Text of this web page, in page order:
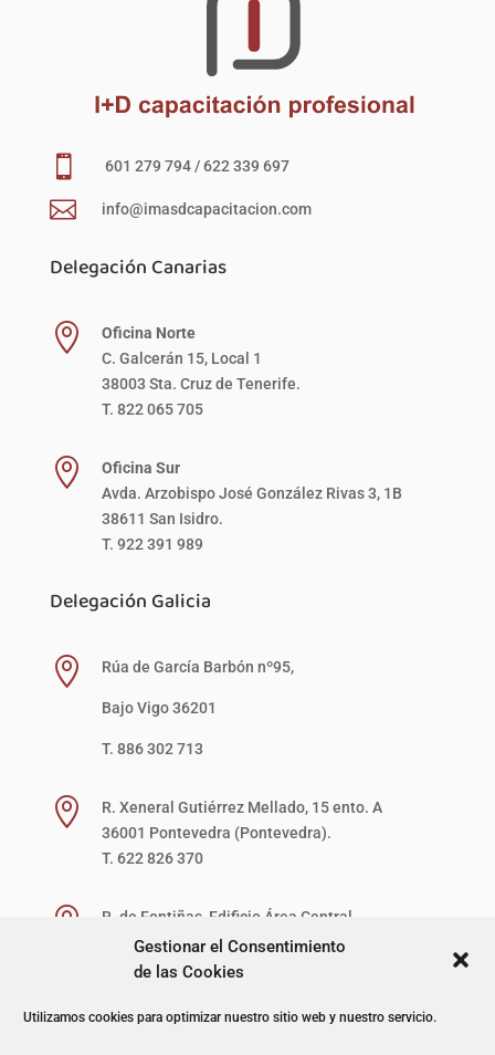
Gestionar el Consentimiento
de las Cookies
Utilizamos cookies para optimizar nuestro sitio web y nuestro servicio.
 601 279 794 / 622 339 697
 info@imasdcapacitacion.com
Delegación Canarias

Oficina Norte
C. Galcerán 15, Local 1
38003 Sta. Cruz de Tenerife.
T. 822 065 705

Oficina Sur
Avda. Arzobispo José González Rivas 3, 1B
38611 San Isidro.
T. 922 391 989
Delegación Galicia
 Rúa de García Barbón nº95,
Bajo Vigo 36201
T. 886 302 713

R. Xeneral Gutiérrez Mellado, 15 ento. A
36001 Pontevedra (Pontevedra).
T. 622 826 370

R. de Fontiñas, Edificio Área Central,
1ª Planta, Local 27-D (zona verde)
15707 Santiago de Compostela (A Coruña).